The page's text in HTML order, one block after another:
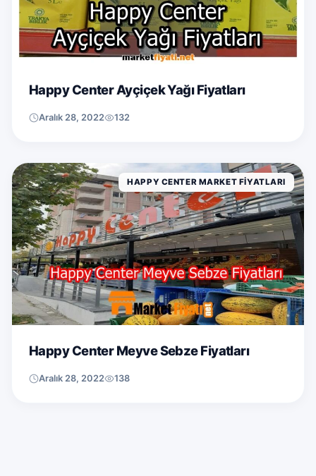
Happy Center Ayçiçek Yağı Fiyatları
Aralık 28, 2022 132
HAPPY CENTER MARKET FIYATLARI
Happy Center Meyve Sebze Fiyatları
Aralık 28, 2022 138